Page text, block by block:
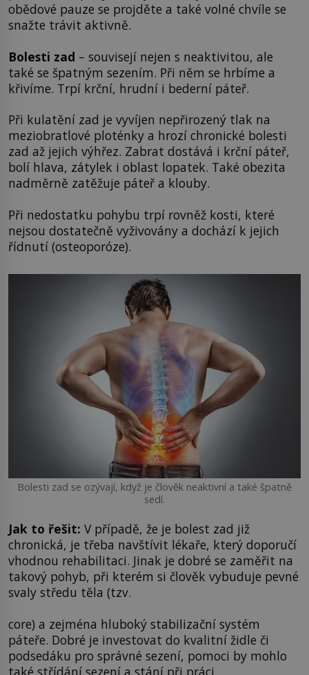
obědové pauze se projděte a také volné chvíle se
snažte trávit aktivně.
Bolesti zad – souvisejí nejen s neaktivitou, ale
také se špatným sezením. Při něm se hrbíme a
křivíme. Trpí krční, hrudní i bederní páteř.
Při kulatění zad je vyvíjen nepřirozený tlak na
meziobratlové ploténky a hrozí chronické bolesti
zad až jejich výhřez. Zabrat dostává i krční páteř,
bolí hlava, zátylek i oblast lopatek. Také obezita
nadměrně zatěžuje páteř a klouby.
Při nedostatku pohybu trpí rovněž kosti, které
nejsou dostatečně vyživovány a dochází k jejich
řídnutí (osteoporóze).
Bolesti zad se ozývají, když je člověk neaktivní a také špatně
sedí.
Jak to řešit: V případě, že je bolest zad již
chronická, je třeba navštívit lékaře, který doporučí
vhodnou rehabilitaci. Jinak je dobré se zaměřit na
takový pohyb, při kterém si člověk vybuduje pevné
svaly středu těla (tzv.
core) a zejména hluboký stabilizační systém
páteře. Dobré je investovat do kvalitní židle či
podsedáku pro správné sezení, pomoci by mohlo
také střídání sezení a stání při práci.